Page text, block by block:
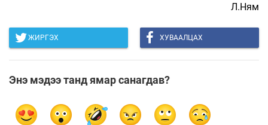
Л.Ням
ЖИРГЭХ ХУВААЛЦАХ
Энэ мэдээ танд ямар санагдав?